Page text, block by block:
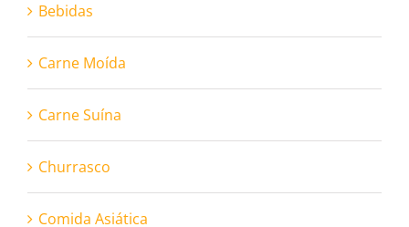
Bebidas
Carne Moída
Carne Suína
Churrasco
Comida Asiática